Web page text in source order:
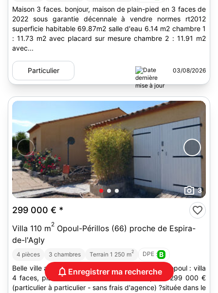
Maison 3 faces. bonjour, maison de plain-pied en 3 faces de
2022 sous garantie décennale à vendre normes rt2012
superficie habitable 69.87m2 salle d'eau 6.14 m2 chambre 1
: 11.73 m2 avec placard sur mesure chambre 2 : 11.91 m2
avec...
Particulier 03/08/2026
3
299 000 € *
Villa 110 m2 Opoul-Périllos (66) proche de Espira-
de-l'Agly
4 pièces 3 chambres Terrain 1 250 m2 DPE : B
Belle ville au soleil. description ??? opportunitÉ À opoul : villa
4 faces, piscine & rente solaire incluse ! ?prix : 299 000 €
(particulier à particulier - sans frais d'agence) ?située dans le
Enregistrer ma recherche